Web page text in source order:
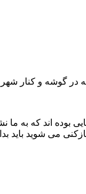
که در گوشه و کنار
بوده اند که به
می شوید باید